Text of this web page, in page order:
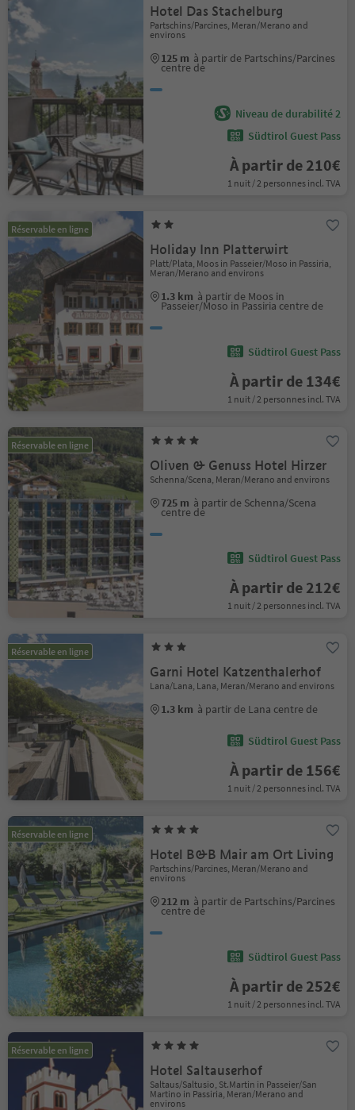
Hotel Das Stachelburg
Partschins/Parcines, Meran/Merano and
environs
125 m à partir de Partschins/Parcines
centre de
Niveau de durabilité 2
Südtirol Guest Pass
À partir de 210€
1 nuit / 2 personnes incl. TVA
Réservable en ligne
Holiday Inn Platterwirt
Platt/Plata, Moos in Passeier/Moso in Passiria,
Meran/Merano and environs
1.3 km à partir de Moos in
Passeier/Moso in Passiria centre de
Südtirol Guest Pass
À partir de 134€
1 nuit / 2 personnes incl. TVA
Réservable en ligne
Oliven & Genuss Hotel Hirzer
Schenna/Scena, Meran/Merano and environs
725 m à partir de Schenna/Scena
centre de
Südtirol Guest Pass
À partir de 212€
1 nuit / 2 personnes incl. TVA
Réservable en ligne
Garni Hotel Katzenthalerhof
Lana/Lana, Lana, Meran/Merano and environs
1.3 km à partir de Lana centre de
Südtirol Guest Pass
À partir de 156€
1 nuit / 2 personnes incl. TVA
Réservable en ligne
Hotel B&B Mair am Ort Living
Partschins/Parcines, Meran/Merano and
environs
212 m à partir de Partschins/Parcines
centre de
Südtirol Guest Pass
À partir de 252€
1 nuit / 2 personnes incl. TVA
Réservable en ligne
Hotel Saltauserhof
Saltaus/Saltusio, St.Martin in Passeier/San
Martino in Passiria, Meran/Merano and
environs